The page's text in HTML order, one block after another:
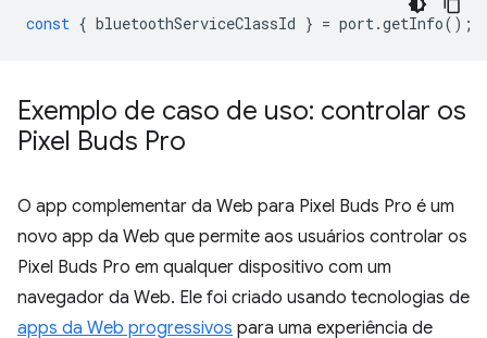
const { bluetoothServiceClassId } = port.getInfo();
Exemplo de caso de uso: controlar os
Pixel Buds Pro
O app complementar da Web para Pixel Buds Pro é um
novo app da Web que permite aos usuários controlar os
Pixel Buds Pro em qualquer dispositivo com um
navegador da Web. Ele foi criado usando tecnologias de
apps da Web progressivos para uma experiência de